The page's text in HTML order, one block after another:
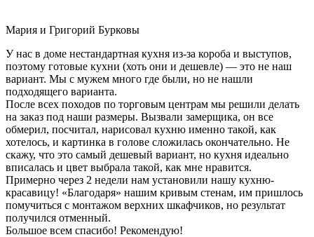
Мария и Григорий Бурковы
У нас в доме нестандартная кухня из-за короба и выступов,
поэтому готовые кухни (хоть они и дешевле) — это не наш
вариант. Мы с мужем много где были, но не нашли
подходящего варианта.
После всех походов по торговым центрам мы решили делать
на заказ под наши размеры. Вызвали замерщика, он все
обмерил, посчитал, нарисовал кухню именно такой, как
хотелось, и картинка в голове сложилась окончательно. Не
скажу, что это самый дешевый вариант, но кухня идеально
вписалась и цвет выбрала такой, как мне нравится.
Примерно через 2 недели нам установили нашу кухню-
красавицу! «Благодаря» нашим кривым стенам, им пришлось
помучиться с монтажом верхних шкафчиков, но результат
получился отменный.
Большое всем спасибо! Рекомендую!